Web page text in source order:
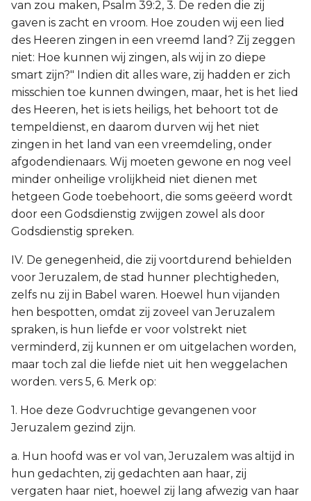
van zou maken, Psalm 39:2, 3. De reden die zij
gaven is zacht en vroom. Hoe zouden wij een lied
des Heeren zingen in een vreemd land? Zij zeggen
niet: Hoe kunnen wij zingen, als wij in zo diepe
smart zijn?" Indien dit alles ware, zij hadden er zich
misschien toe kunnen dwingen, maar, het is het lied
des Heeren, het is iets heiligs, het behoort tot de
tempeldienst, en daarom durven wij het niet
zingen in het land van een vreemdeling, onder
afgodendienaars. Wij moeten gewone en nog veel
minder onheilige vrolijkheid niet dienen met
hetgeen Gode toebehoort, die soms geëerd wordt
door een Godsdienstig zwijgen zowel als door
Godsdienstig spreken.
IV. De genegenheid, die zij voortdurend behielden
voor Jeruzalem, de stad hunner plechtigheden,
zelfs nu zij in Babel waren. Hoewel hun vijanden
hen bespotten, omdat zij zoveel van Jeruzalem
spraken, is hun liefde er voor volstrekt niet
verminderd, zij kunnen er om uitgelachen worden,
maar toch zal die liefde niet uit hen weggelachen
worden. vers 5, 6. Merk op:
1. Hoe deze Godvruchtige gevangenen voor
Jeruzalem gezind zijn.
a. Hun hoofd was er vol van, Jeruzalem was altijd in
hun gedachten, zij gedachten aan haar, zij
vergaten haar niet, hoewel zij lang afwezig van haar